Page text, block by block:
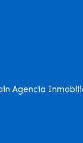
Agencia